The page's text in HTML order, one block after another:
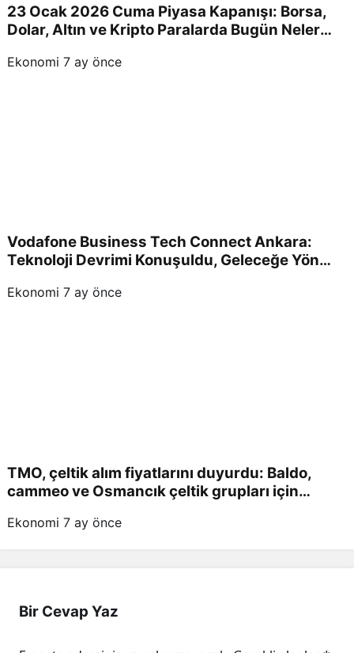
23 Ocak 2026 Cuma Piyasa Kapanışı: Borsa,
Dolar, Altın ve Kripto Paralarda Bugün Neler
Ekonomi 7 ay önce
Vodafone Business Tech Connect Ankara:
Teknoloji Devrimi Konuşuldu, Geleceğe Yön
Ekonomi 7 ay önce
TMO, çeltik alım fiyatlarını duyurdu: Baldo,
cammeo ve Osmancık çeltik grupları için
Ekonomi 7 ay önce
Bir Cevap Yaz